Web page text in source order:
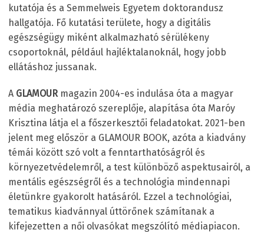
kutatója és a Semmelweis Egyetem doktorandusz
hallgatója. Fő kutatási területe, hogy a digitális
egészségügy miként alkalmazható sérülékeny
csoportoknál, például hajléktalanoknál, hogy jobb
ellátáshoz jussanak.
A GLAMOURmagazin 2004-es indulása óta a magyar
média meghatározó szereplője, alapítása óta Maróy
Krisztina látja el a főszerkesztői feladatokat. 2021-ben
jelent meg először a GLAMOUR BOOK, azóta a kiadvány
témái között szó volt a fenntarthatóságról és
környezetvédelemről, a test különböző aspektusairól, a
mentális egészségről és a technológia mindennapi
életünkre gyakorolt hatásáról. Ezzel a technológiai,
tematikus kiadvánnyal úttörőnek számítanak a
kifejezetten a női olvasókat megszólító médiapiacon.